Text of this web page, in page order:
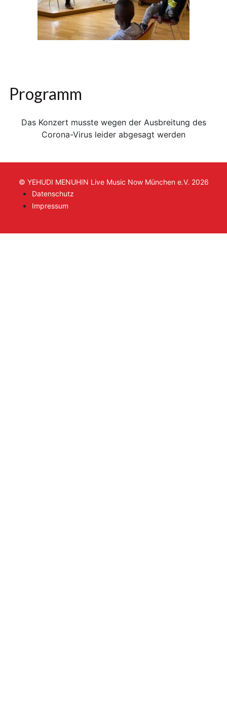
Programm
Das Konzert musste wegen der Ausbreitung des
Corona-Virus leider abgesagt werden
© YEHUDI MENUHIN Live Music Now München e.V. 2026
Datenschutz
Impressum